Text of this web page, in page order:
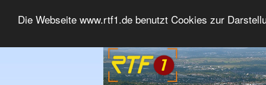
Die Webseite www.rtf1.de benutzt Cookies zur